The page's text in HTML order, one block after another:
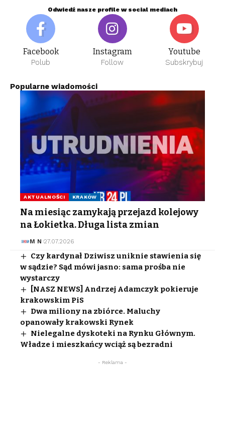
Odwiedź nasze profile w social mediach
Facebook
Polub
Instagram
Follow
Youtube
Subskrybuj
Popularne wiadomości
AKTUALNOŚCI KRAKÓW
Na miesiąc zamykają przejazd kolejowy
na Łokietka. Długa lista zmian
M N 27.07.2026
Czy kardynał Dziwisz uniknie stawienia się
w sądzie? Sąd mówi jasno: sama prośba nie
wystarczy
[NASZ NEWS] Andrzej Adamczyk pokieruje
krakowskim PiS
Dwa miliony na zbiórce. Maluchy
opanowały krakowski Rynek
Nielegalne dyskoteki na Rynku Głównym.
Władze i mieszkańcy wciąż są bezradni
- Reklama -